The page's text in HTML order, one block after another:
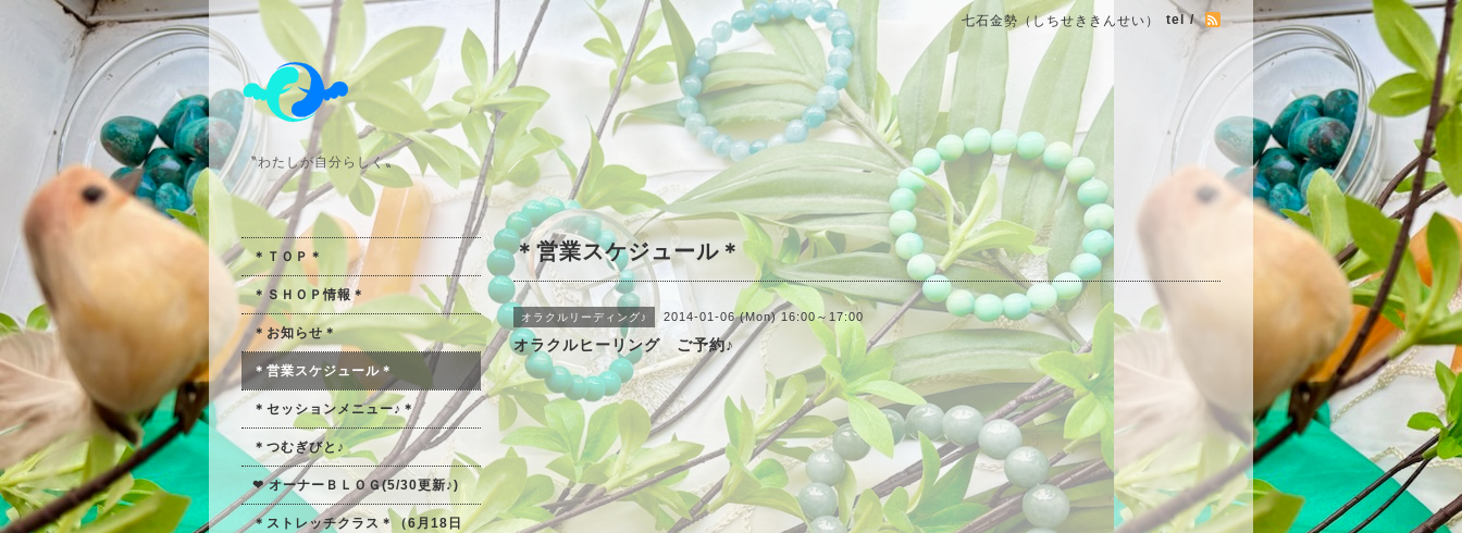
七石金勢（しちせききんせい） tel /
〝わたしが自分らしく〟
＊営業スケジュール＊
オラクルリーディング♪ 2014-01-06 (Mon) 16:00～17:00
オラクルヒーリング ご予約♪
＊ＴＯＰ＊
＊ＳＨＯＰ情報＊
＊お知らせ＊
＊営業スケジュール＊
＊セッションメニュー♪＊
＊つむぎびと♪
❤ オーナーＢＬＯＧ(5/30更新♪)
＊ストレッチクラス＊（6月18日